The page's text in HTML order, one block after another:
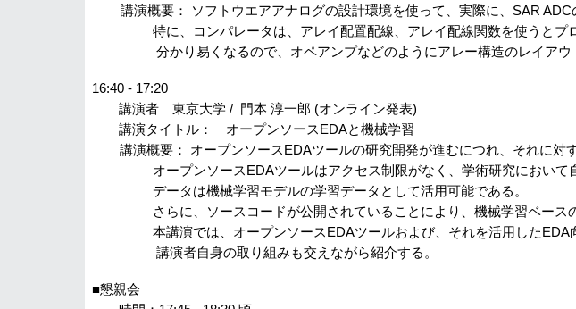
講演概要： ソフトウエアアナログの設計環境を使って、実際に、SAR ADC
特に、コンパレータは、アレイ配置配線、アレイ配線関数を使うとプロ
分かり易くなるので、オペアンプなどのようにアレー構造のレイアウト
16:40 - 17:20
講演者 東京大学 / 門本 淳一郎 (オンライン発表)
講演タイトル： オープンソースEDAと機械学習
講演概要： オープンソースEDAツールの研究開発が進むにつれ、それに対
オープンソースEDAツールはアクセス制限がなく、学術研究において自
データは機械学習モデルの学習データとして活用可能である。
さらに、ソースコードが公開されていることにより、機械学習ベースの
本講演では、オープンソースEDAツールおよび、それを活用したEDA向
講演者自身の取り組みも交えながら紹介する。
■懇親会